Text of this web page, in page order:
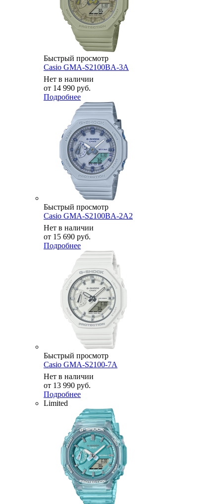
Быстрый просмотр
Casio GMA-S2100BA-3A
Нет в наличии
от 14 990 руб.
Подробнее
Быстрый просмотр
Casio GMA-S2100BA-2A2
Нет в наличии
от 15 690 руб.
Подробнее
Быстрый просмотр
Casio GMA-S2100-7A
Нет в наличии
от 13 990 руб.
Подробнее
Limited